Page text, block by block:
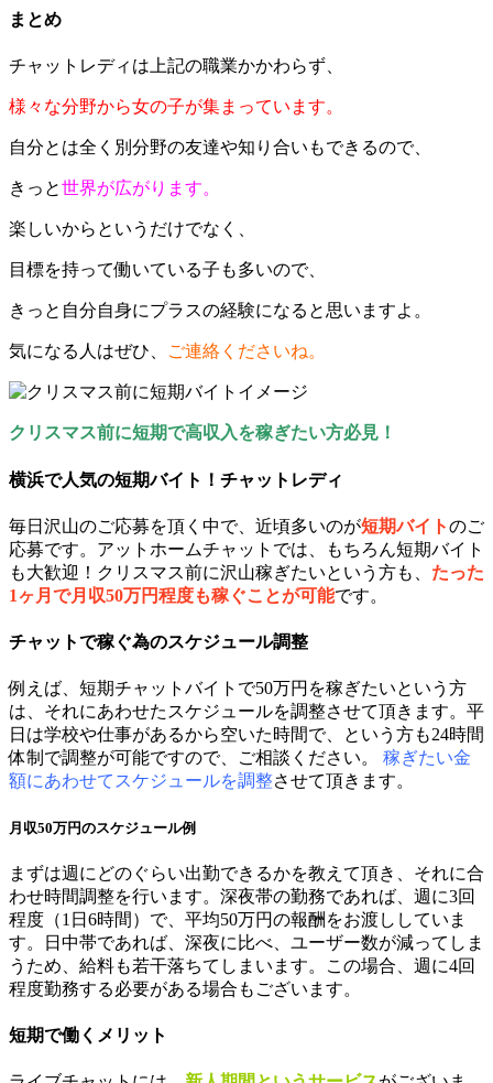
まとめ
チャットレディは上記の職業かかわらず、
様々な分野から女の子が集まっています。
自分とは全く別分野の友達や知り合いもできるので、
きっと世界が広がります。
楽しいからというだけでなく、
目標を持って働いている子も多いので、
きっと自分自身にプラスの経験になると思いますよ。
気になる人はぜひ、 ご連絡くださいね。
クリスマス前に短期で高収入を稼ぎたい方必見！
横浜で人気の短期バイト！チャットレディ
毎日沢山のご応募を頂く中で、近頃多いのが短期バイトのご
応募です。アットホームチャットでは、もちろん短期バイト
も大歓迎！クリスマス前に沢山稼ぎたいという方も、 たった
1ヶ月で月収50万円程度も稼ぐことが可能です。
チャットで稼ぐ為のスケジュール調整
例えば、短期チャットバイトで50万円を稼ぎたいという方
は、それにあわせたスケジュールを調整させて頂きます。平
日は学校や仕事があるから空いた時間で、という方も24時間
体制で調整が可能ですので、ご相談ください。
稼ぎたい金
額にあわせてスケジュールを調整させて頂きます。
月収50万円のスケジュール例
まずは週にどのぐらい出勤できるかを教えて頂き、それに合
わせ時間調整を行います。深夜帯の勤務であれば、週に3回
程度（1日6時間）で、平均50万円の報酬をお渡ししていま
す。日中帯であれば、深夜に比べ、ユーザー数が減ってしま
うため、給料も若干落ちてしまいます。この場合、週に4回
程度勤務する必要がある場合もございます。
短期で働くメリット